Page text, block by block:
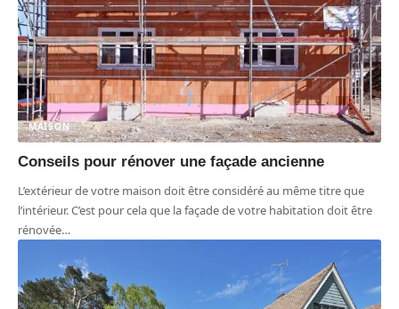
MAISON
Conseils pour rénover une façade ancienne
L’extérieur de votre maison doit être considéré au même titre que
l’intérieur. C’est pour cela que la façade de votre habitation doit être
rénovée…